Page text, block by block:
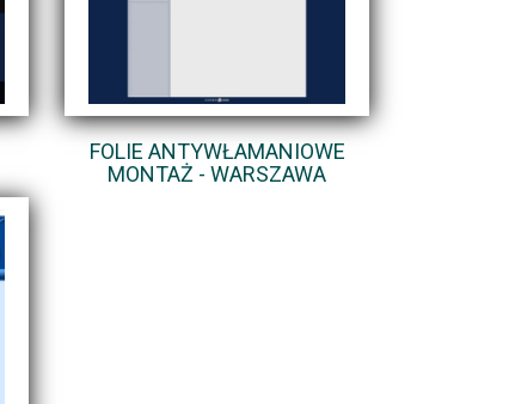
FOLIE ANTYWŁAMANIOWE
MONTAŻ - WARSZAWA